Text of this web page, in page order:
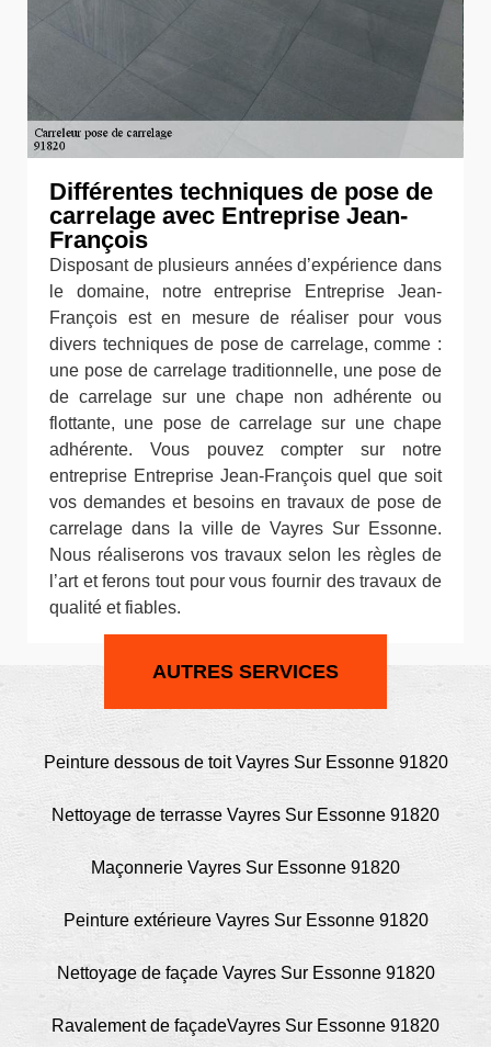
Différentes techniques de pose de
carrelage avec Entreprise Jean-
François
Disposant de plusieurs années d’expérience dans
le domaine, notre entreprise Entreprise Jean-
François est en mesure de réaliser pour vous
divers techniques de pose de carrelage, comme :
une pose de carrelage traditionnelle, une pose de
de carrelage sur une chape non adhérente ou
flottante, une pose de carrelage sur une chape
adhérente. Vous pouvez compter sur notre
entreprise Entreprise Jean-François quel que soit
vos demandes et besoins en travaux de pose de
carrelage dans la ville de Vayres Sur Essonne.
Nous réaliserons vos travaux selon les règles de
l’art et ferons tout pour vous fournir des travaux de
qualité et fiables.
AUTRES SERVICES
Peinture dessous de toit Vayres Sur Essonne 91820
Nettoyage de terrasse Vayres Sur Essonne 91820
Maçonnerie Vayres Sur Essonne 91820
Peinture extérieure Vayres Sur Essonne 91820
Nettoyage de façade Vayres Sur Essonne 91820
Ravalement de façadeVayres Sur Essonne 91820